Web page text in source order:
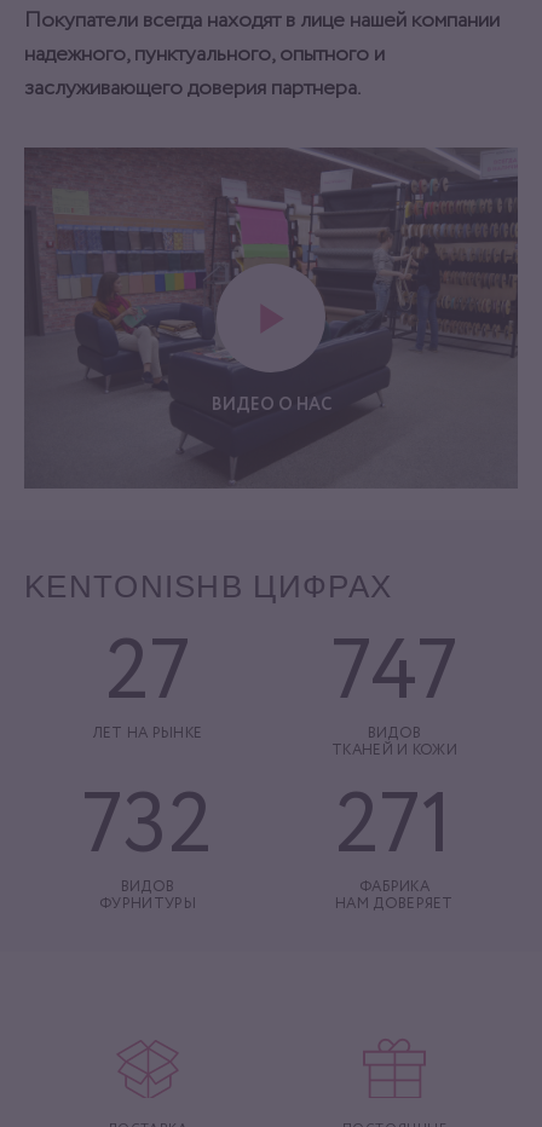
Покупатели всегда находят в лице нашей компании
надежного, пунктуального, опытного и
заслуживающего доверия партнера.
ВИДЕО О НАС
KENTONISH В ЦИФРАХ
27
ЛЕТ НА РЫНКЕ
747
ВИДОВ
ТКАНЕЙ И КОЖИ
732
ВИДОВ
ФУРНИТУРЫ
271
ФАБРИКА
НАМ ДОВЕРЯЕТ